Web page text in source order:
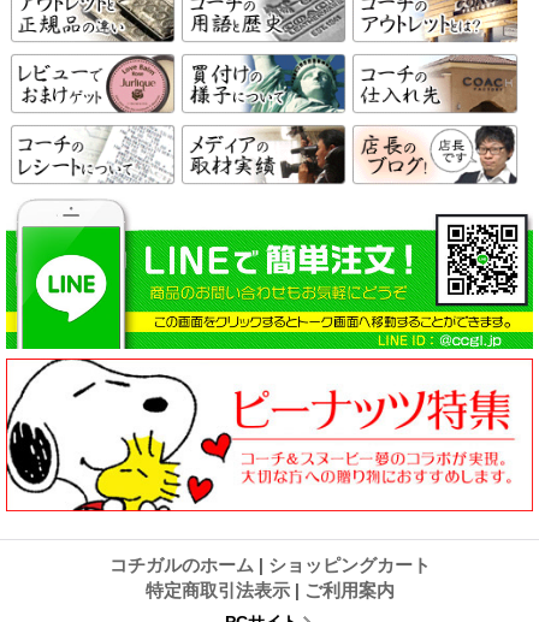
コチガルのホーム | ショッピングカート
特定商取引法表示 | ご利用案内